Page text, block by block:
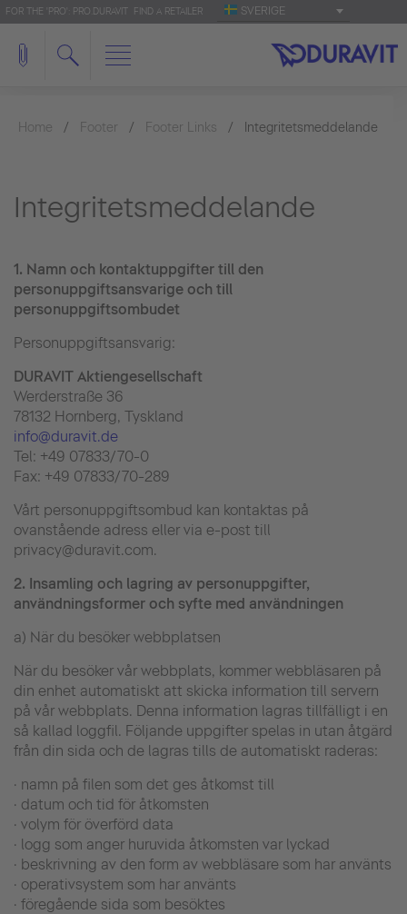
FOR THE 'PRO': PRO.DURAVIT FIND A RETAILER SVERIGE
Home Footer Footer Links Integritetsmeddelande
Integritetsmeddelande
1. Namn och kontaktuppgifter till den
personuppgiftsansvarige och till
personuppgiftsombudet
Personuppgiftsansvarig:
DURAVIT Aktiengesellschaft
Werderstraße 36
78132 Hornberg, Tyskland
info@duravit.de
Tel: +49 07833/70-0
Fax: +49 07833/70-289
Vårt personuppgiftsombud kan kontaktas på
ovanstående adress eller via e-post till
privacy@duravit.com.
2. Insamling och lagring av personuppgifter,
användningsformer och syfte med användningen
a) När du besöker webbplatsen
När du besöker vår webbplats, kommer webbläsaren på
din enhet automatiskt att skicka information till servern
på vår webbplats. Denna information lagras tillfälligt i en
så kallad loggfil. Följande uppgifter spelas in utan åtgärd
från din sida och de lagras tills de automatiskt raderas:
· namn på filen som det ges åtkomst till
· datum och tid för åtkomsten
· volym för överförd data
· logg som anger huruvida åtkomsten var lyckad
· beskrivning av den form av webbläsare som har använts
· operativsystem som har använts
· föregående sida som besöktes